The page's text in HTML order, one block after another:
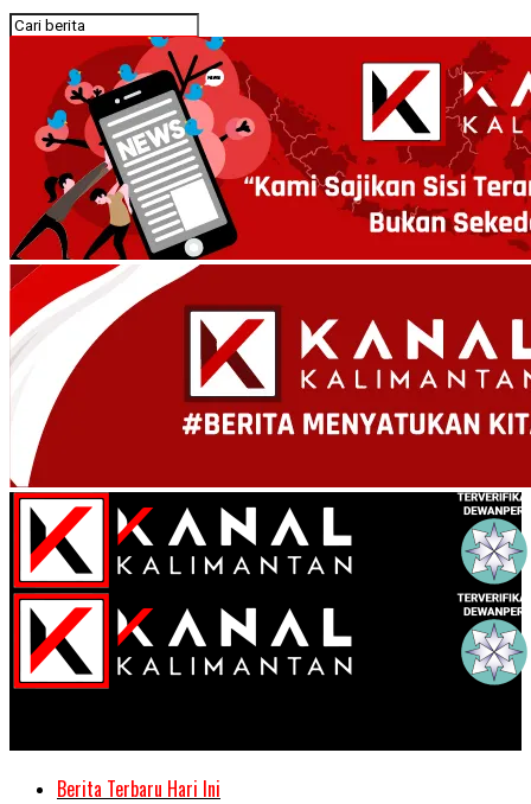
Berita Terbaru Hari Ini